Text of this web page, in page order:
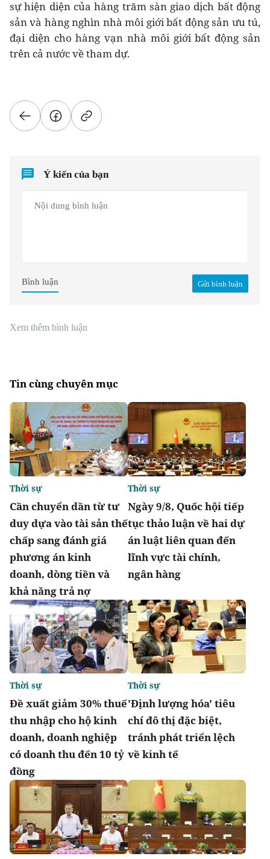
sự hiện diện của hàng trăm sàn giao dịch bất động
sản và hàng nghìn nhà môi giới bất động sản ưu tú,
đại diện cho hàng vạn nhà môi giới bất động sản
trên cả nước về tham dự.
Ý kiến của bạn
Gửi bình luận
Bình luận
Xem thêm bình luận
Tin cùng chuyên mục
Cần chuyển dần từ tư
duy dựa vào tài sản thế
chấp sang đánh giá
phương án kinh
doanh, dòng tiền và
khả năng trả nợ
Thời sự
Ngày 9/8, Quốc hội tiếp
tục thảo luận về hai dự
án luật liên quan đến
lĩnh vực tài chính,
ngân hàng
Thời sự
Đề xuất giảm 30% thuế
thu nhập cho hộ kinh
doanh, doanh nghiệp
có doanh thu đến 10 tỷ
đồng
Thời sự
'Định lượng hóa' tiêu
chí đô thị đặc biệt,
tránh phát triển lệch
về kinh tế
Thời sự